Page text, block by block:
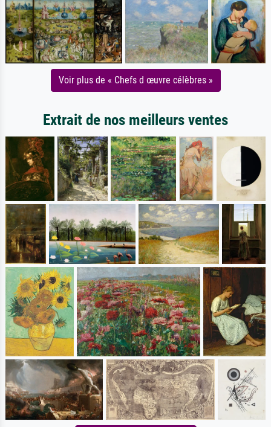
Voir plus de « Chefs d œuvre célèbres »
Extrait de nos meilleurs ventes